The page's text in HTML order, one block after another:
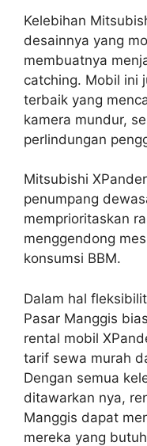
Kelebihan
desainnya yang
membuatnya
catching. Mobil ini
terbaik yang
kamera mundur,
perlindungan
Mitsubishi
penumpang
memprioritaskan
menggendong
konsumsi BBM.
Dalam hal
Pasar Manggis
rental mobil
tarif sewa murah
Dengan semua
ditawarkan nya,
Manggis dapat
mereka yang